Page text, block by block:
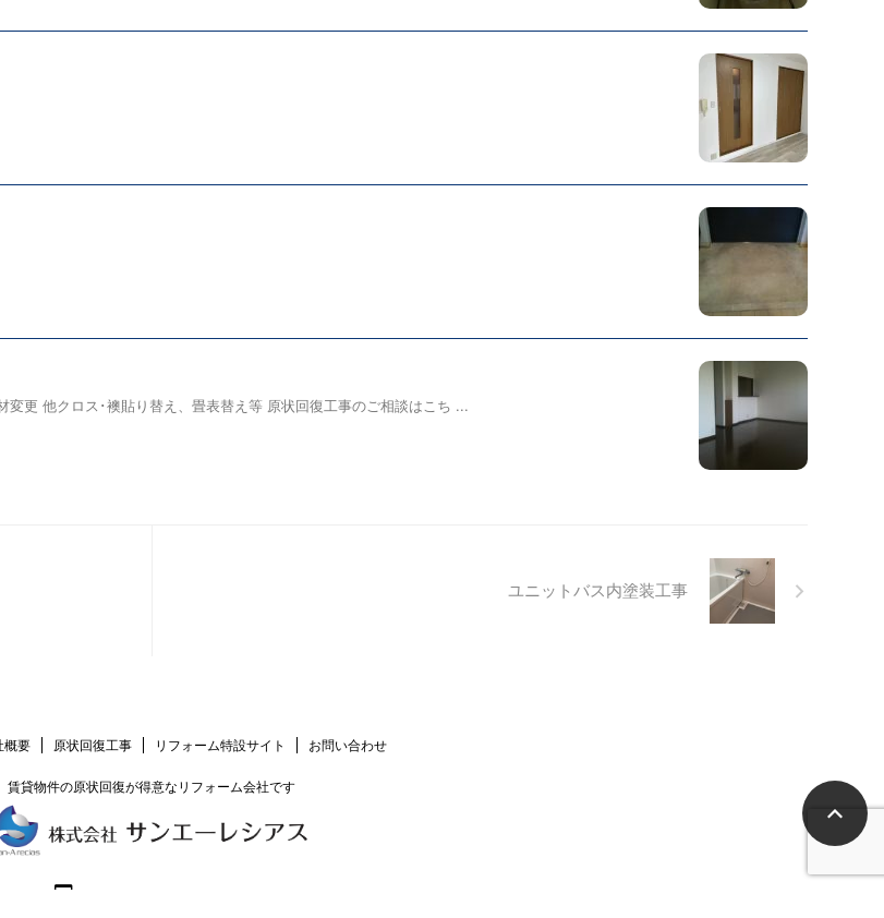
更 他クロス･襖貼り替え、畳表替え等 原状回復工事のご相談はこち ...
ユニットバス内塗装工事
概要 原状回復工事 リフォーム特設サイト お問い合わせ
賃貸物件の原状回復が得意なリフォーム会社です
06-6147-6273